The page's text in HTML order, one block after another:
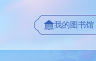
我的图书馆